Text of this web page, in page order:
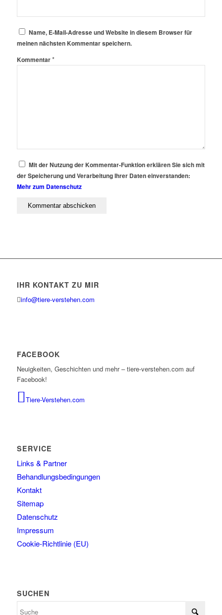
Name, E-Mail-Adresse und Website in diesem Browser für
meinen nächsten Kommentar speichern.
Kommentar*
Mit der Nutzung der Kommentar-Funktion erklären Sie sich mit
der Speicherung und Verarbeitung Ihrer Daten einverstanden:
Mehr zum Datenschutz
IHR KONTAKT ZU MIR
info@tiere-verstehen.com
FACEBOOK
Neuigkeiten, Geschichten und mehr – tiere-verstehen.com auf
Facebook!
Tiere-Verstehen.com
SERVICE
Links & Partner
Behandlungsbedingungen
Kontakt
Sitemap
Datenschutz
Impressum
Cookie-Richtlinie (EU)
SUCHEN